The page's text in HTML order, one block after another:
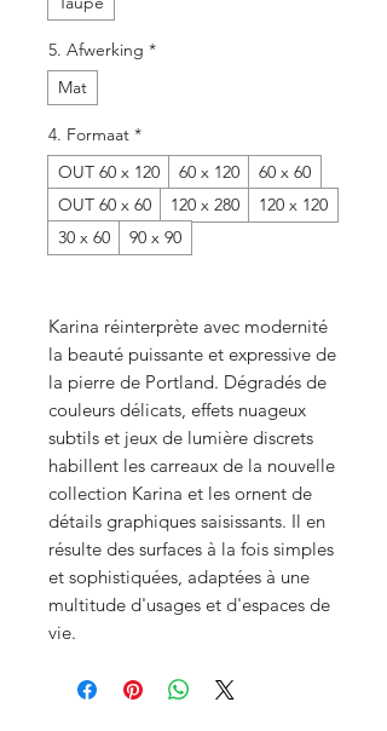
5. Afwerking *
Mat
4. Formaat *
OUT 60 x 120
60 x 120
60 x 60
OUT 60 x 60
120 x 280
120 x 120
30 x 60
90 x 90
Karina réinterprète avec modernité
la beauté puissante et expressive de
la pierre de Portland. Dégradés de
couleurs délicats, effets nuageux
subtils et jeux de lumière discrets
habillent les carreaux de la nouvelle
collection Karina et les ornent de
détails graphiques saisissants. Il en
résulte des surfaces à la fois simples
et sophistiquées, adaptées à une
multitude d'usages et d'espaces de
vie.